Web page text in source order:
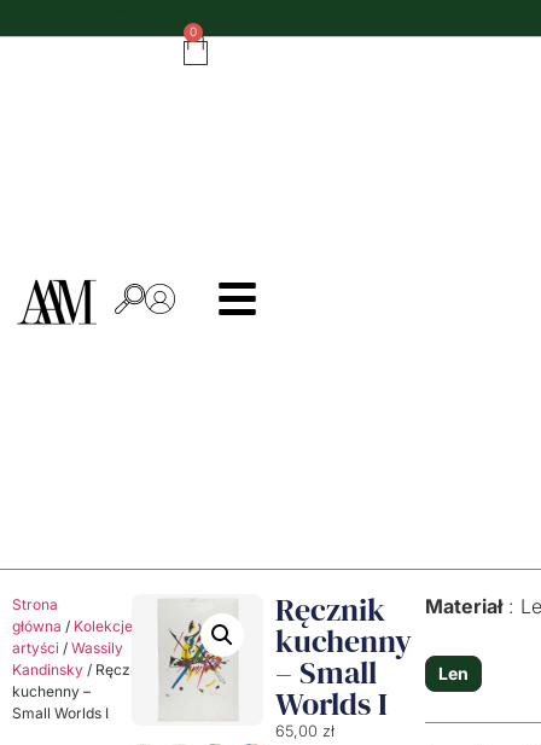
0
Strona
główna / Kolekcje
Klasyczni
artyści / Wassily
Kandinsky / Ręcznik
kuchenny –
Small Worlds I
Ręcznik
kuchenny
– Small
Worlds I
65,00 zł
Materiał
Len